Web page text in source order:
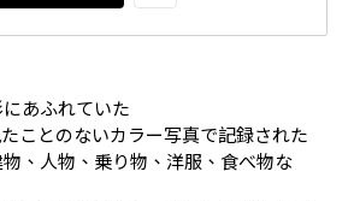
加
入
あふれていた――
ことのないカラー写真で記録された
、人物、乗り物、洋服、食べ物な